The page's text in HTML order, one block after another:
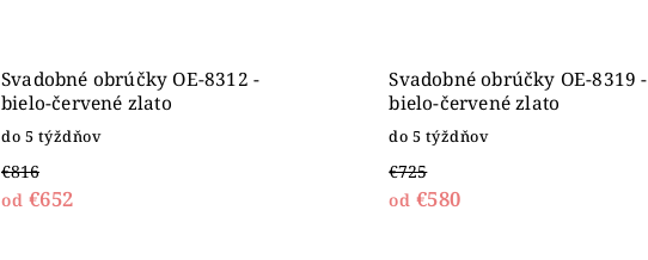
Svadobné obrúčky OE-8312 -
bielo-červené zlato
do 5 týždňov
€816
od €652
Svadobné obrúčky OE-8319 -
bielo-červené zlato
do 5 týždňov
€725
od €580